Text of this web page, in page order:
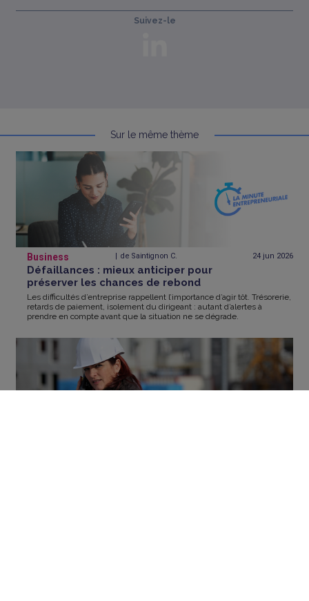
Suivez-le
Sur le même thème
Business de Saintignon C. 24 jun 2026
Défaillances : mieux anticiper pour
préserver les chances de rebond
Les difficultés d’entreprise rappellent l’importance d’agir tôt. Trésorerie,
retards de paiement, isolement du dirigeant : autant d’alertes à
prendre en compte avant que la situation ne se dégrade.